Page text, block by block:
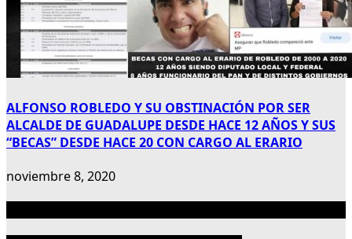
ALFONSO ROBLEDO Y SU OBSTINACIÓN POR SER
ALCALDE DE GUADALUPE DESDE HACE 12 AÑOS Y SUS
“BECAS” DESDE HACE 20 CON CARGO AL ERARIO
noviembre 8, 2020